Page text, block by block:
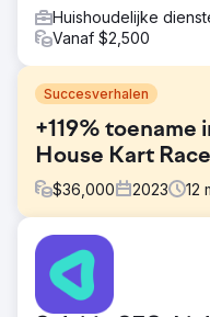
Huishoudelijke
Vanaf $2,500
Succesverhalen
+119% toename
House Kart
$36,000 2023 12
Uitdaging
Rye House Group
stagnerend verkeer
maand. Belangrijke